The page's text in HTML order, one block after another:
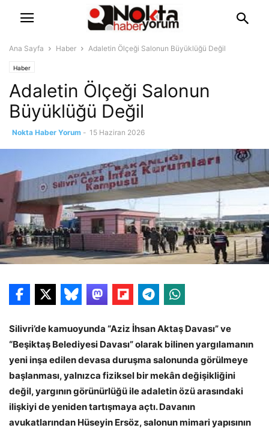
Ana Sayfa Haber Adaletin Ölçeği Salonun Büyüklüğü Değil
Haber
Adaletin Ölçeği Salonun
Büyüklüğü Değil
Nokta Haber Yorum - 15 Haziran 2026
Silivri’de kamuoyunda “Aziz İhsan Aktaş Davası” ve
“Beşiktaş Belediyesi Davası” olarak bilinen yargılamanın
yeni inşa edilen devasa duruşma salonunda görülmeye
başlanması, yalnızca fiziksel bir mekân değişikliğini
değil, yargının görünürlüğü ile adaletin özü arasındaki
ilişkiyi de yeniden tartışmaya açtı. Davanın
avukatlarından Hüseyin Ersöz, salonun mimari yapısının